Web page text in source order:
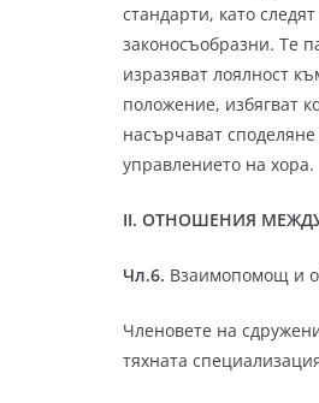
стандарти, като
законосъобразни. Те
изразяват лоялност
положение, избягват
насърчават
управлението на хора.
II. ОТНОШЕНИЯ
Чл.6. Взаимопомощ и
Членовете на
тяхната